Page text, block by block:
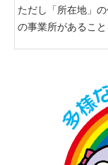
ただし「所在地」
の事業所があるこ